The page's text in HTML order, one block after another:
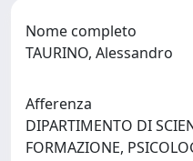
Nome completo
TAURINO, Alessandro
Afferenza
DIPARTIMENTO DI
FORMAZIONE,